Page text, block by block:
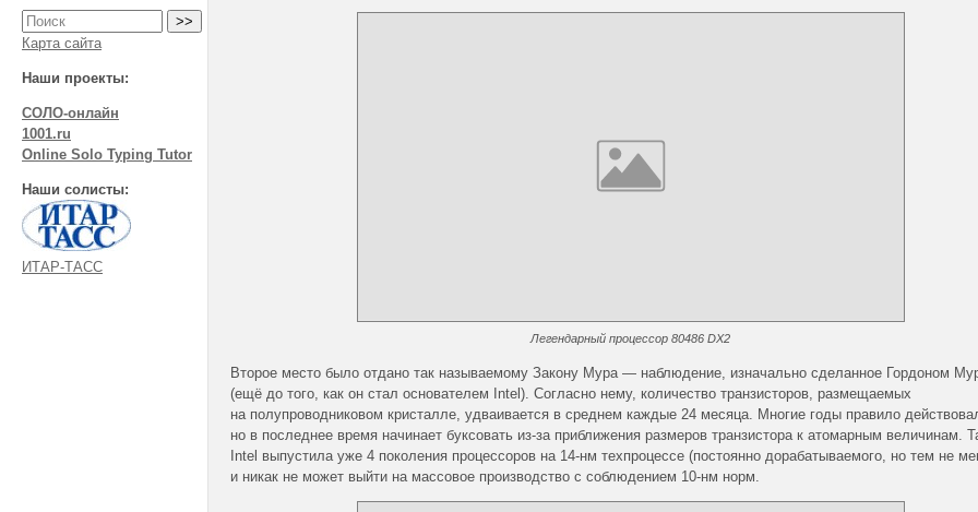
Карта сайта
Наши проекты:
СОЛО-онлайн
1001.ru
Online Solo Typing Tutor
Наши солисты:
ИТАР-ТАСС
Легендарный процессор 80486 DX2
Второе место было отдано так называемому Закону Мура — наблюдение, изначально сделанное Гордоном
(ещё до того, как он стал основателем Intel). Согласно нему, количество транзисторов, размещаемых
на полупроводниковом кристалле, удваивается в среднем каждые 24 месяца. Многие годы правило
но в последнее время начинает буксовать из-за приближения размеров транзистора к атомарным величинам.
Intel выпустила уже 4 поколения процессоров на 14-нм техпроцессе (постоянно дорабатываемого, но тем не
и никак не может выйти на массовое производство с соблюдением 10-нм норм.